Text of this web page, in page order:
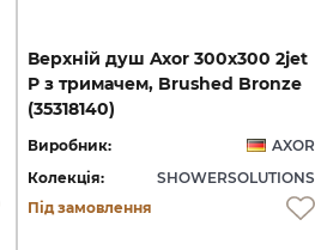
Верхній душ Axor 300х300 2jet
P з тримачем, Brushed Bronze
(35318140)
Виробник:
AXOR
Колекція:
SHOWERSOLUTIONS
Під замовлення